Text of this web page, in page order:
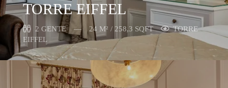
TORRE EIFFEL
2 GENTE 24 M² / 258,3 SQFT
TORRE
EIFFEL